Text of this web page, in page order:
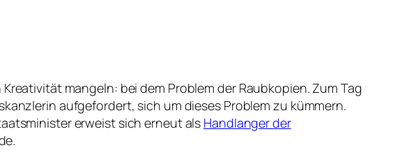
mangeln: bei dem Problem der Raubkopien. Zum Tag
aufgefordert, sich um dieses Problem zu kümmern.
erweist sich erneut als Handlanger der